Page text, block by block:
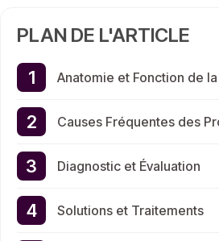
PLAN DE L'ARTICLE
Anatomie et Fonction de
Causes Fréquentes des
Diagnostic et Évaluation
Solutions et Traitements